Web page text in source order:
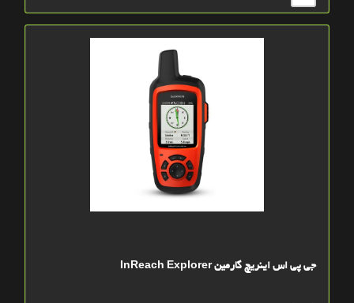
جی پی اس اینریچ گارمین InReach Explorer